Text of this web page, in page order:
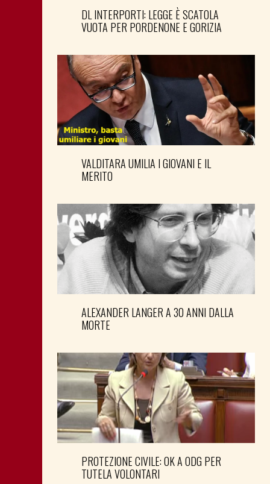
DL INTERPORTI: LEGGE È SCATOLA
VUOTA PER PORDENONE E GORIZIA
VALDITARA UMILIA I GIOVANI E IL
MERITO
ALEXANDER LANGER A 30 ANNI DALLA
MORTE
PROTEZIONE CIVILE: OK A ODG PER
TUTELA VOLONTARI